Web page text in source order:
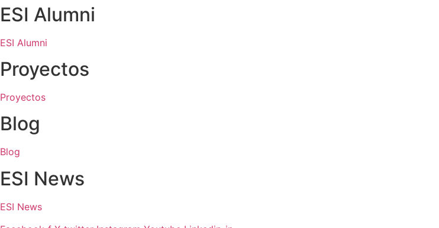
ESI Alumni
ESI Alumni
Proyectos
Proyectos
Blog
Blog
ESI News
ESI News